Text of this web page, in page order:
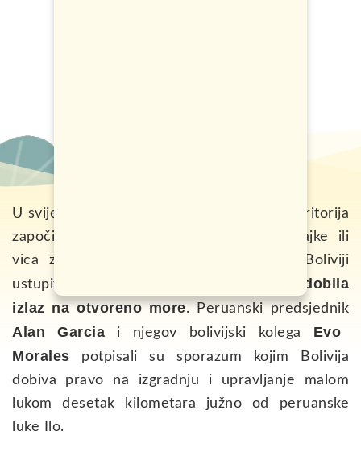
U svijetu u kojem su ratovi i oduzimanje teritorija
započinjali zbog banalnih stvari poput bajke ili
vica zvuči vijest kako je Peru odlučio Boliviji
ustupiti dio svoje obale kako bi
Bolivija dobila
izlaz na otvoreno more. Peruanski predsjednik
Alan Garcia i njegov bolivijski kolega Evo
Morales potpisali su sporazum kojim Bolivija
dobiva pravo na izgradnju i upravljanje malom
lukom desetak kilometara južno od peruanske
luke Ilo.